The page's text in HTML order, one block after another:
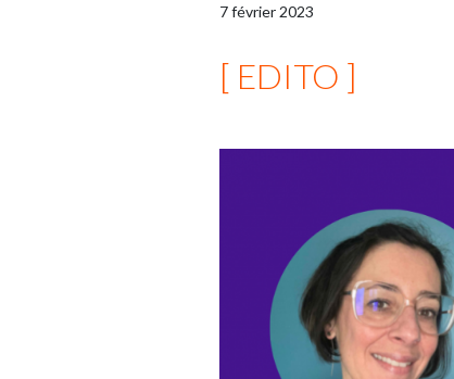
7février 2023
[ EDITO ]